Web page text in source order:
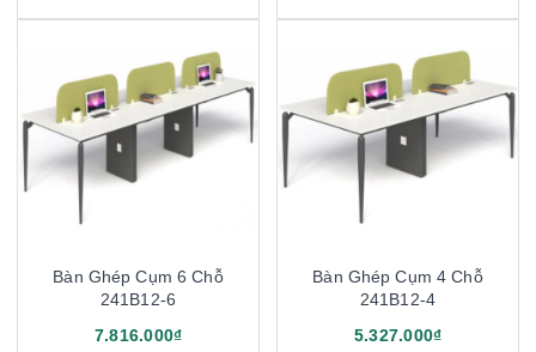
Bàn Ghép Cụm 6 Chỗ
241B12-6
7.816.000₫
Bàn Ghép Cụm 4 Chỗ
241B12-4
5.327.000₫